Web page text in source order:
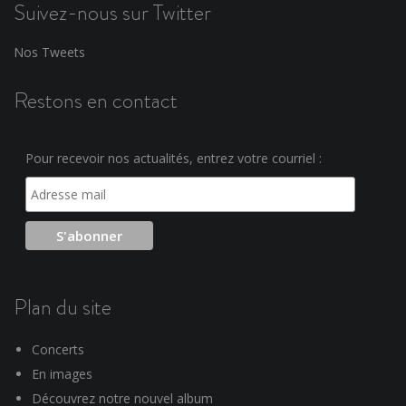
Suivez-nous sur Twitter
Nos Tweets
Restons en contact
Pour recevoir nos actualités, entrez votre courriel :
Plan du site
Concerts
En images
Découvrez notre nouvel album